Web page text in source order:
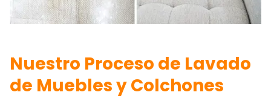
Nuestro Proceso de Lavado
de Muebles y Colchones